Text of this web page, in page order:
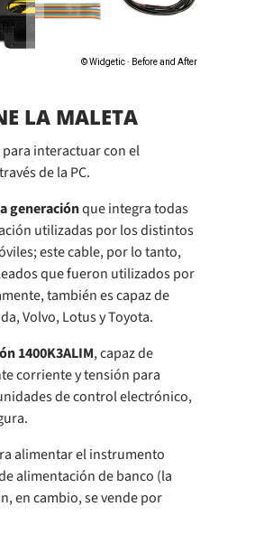
LA MALETA
para interactuar con el
de la PC.
generaciónque integra todas
utilizadas por los distintos
este cable, por lo tanto,
que fueron utilizados por
también es capaz de
Volvo, Lotus y Toyota.
1400K3ALIM, capaz de
corriente y tensión para
de control electrónico,
alimentar el instrumento
alimentación de banco (la
en cambio, se vende por